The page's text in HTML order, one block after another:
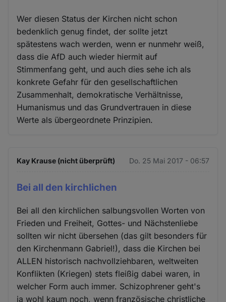
Wer diesen Status der Kirchen nicht schon
bedenklich genug findet, der sollte jetzt
spätestens wach werden, wenn er nunmehr weiß,
dass die AfD auch wieder hiermit auf
Stimmenfang geht, und auch dies sehe ich als
konkrete Gefahr für den gesellschaftlichen
Zusammenhalt, demokratische Verhältnisse,
Humanismus und das Grundvertrauen in diese
Werte als übergeordnete Prinzipien.
Kay Krause (nicht überprüft) Do. 25 Mai 2017 - 06:57
Bei all den kirchlichen
Bei all den kirchlichen salbungsvollen Worten von
Frieden und Freiheit, Gottes- und Nächstenliebe
sollten wir nicht übersehen (das gilt besonders für
den Kirchenmann Gabriel!), dass die Kirchen bei
ALLEN historisch nachvollziehbaren, weltweiten
Konflikten (Kriegen) stets fleißig dabei waren, in
welcher Form auch immer. Schizophrener geht's
ja wohl kaum noch, wenn französische christliche